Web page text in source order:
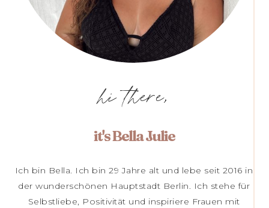
hi there,
it's Bella Julie
Ich bin Bella. Ich bin 29 Jahre alt und lebe seit 2016 in
der wunderschönen Hauptstadt Berlin. Ich stehe für
Selbstliebe, Positivität und inspiriere Frauen mit